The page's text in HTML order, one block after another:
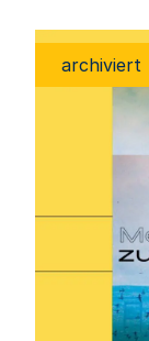
archiviert